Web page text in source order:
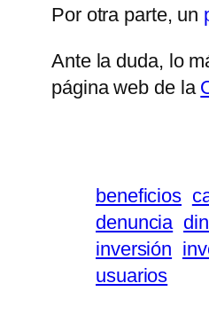
Por otra parte, un
Ante la duda, lo
página web de la
beneficios
denuncia
inversión
usuarios